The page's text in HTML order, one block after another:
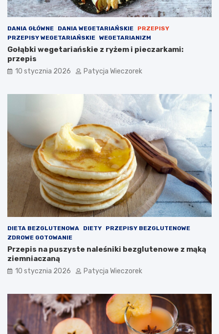
DANIA GŁÓWNE DANIA WEGETARIAŃSKIE
PRZEPISY
PRZEPISY WEGETARIAŃSKIE WEGETARIANIZM
Gołąbki wegetariańskie z ryżem i pieczarkami:
przepis
10 stycznia 2026 Patycja Wieczorek
DIETA BEZGLUTENOWA DIETY
PRZEPISY BEZGLUTENOWE
ZDROWE GOTOWANIE
Przepis na puszyste naleśniki bezglutenowe z mąką
ziemniaczaną
10 stycznia 2026 Patycja Wieczorek